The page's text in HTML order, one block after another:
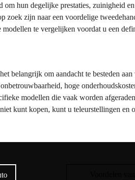
om hun degelijke prestaties, zuinigheid
zoek zijn naar een voordelige
te vergelijken voordat u een
belangrijk om aandacht te besteden
hoge
modellen die vaak worden
kunt kopen, kunt u teleurstellingen en